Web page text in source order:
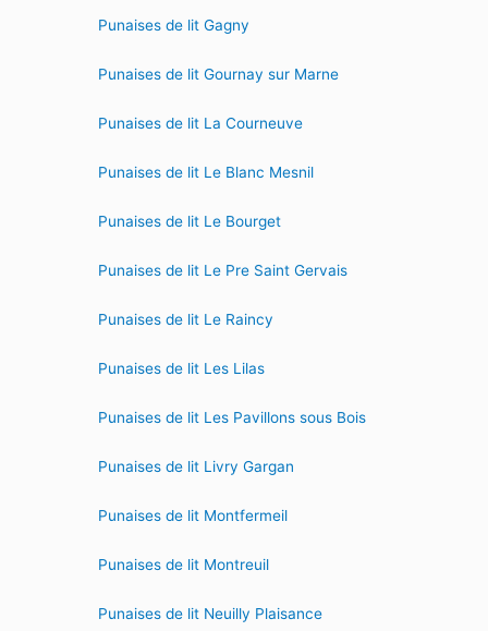
Punaises de lit Gagny
Punaises de lit Gournay sur Marne
Punaises de lit La Courneuve
Punaises de lit Le Blanc Mesnil
Punaises de lit Le Bourget
Punaises de lit Le Pre Saint Gervais
Punaises de lit Le Raincy
Punaises de lit Les Lilas
Punaises de lit Les Pavillons sous Bois
Punaises de lit Livry Gargan
Punaises de lit Montfermeil
Punaises de lit Montreuil
Punaises de lit Neuilly Plaisance